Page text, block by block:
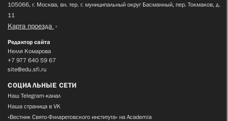
105066, г. Москва, вн. тер. г. муниципальный округ Басманный, пер. Токмаков, д.
11
Карта проезда
Редактор сайта
Нелля Комарова
+7 977 640 59 67
site@edu.sfi.ru
СОЦИАЛЬНЫЕ СЕТИ
Наш Telegram-канал
Наша страница в VK
«Вестник Свято-Филаретовского института» на Academia